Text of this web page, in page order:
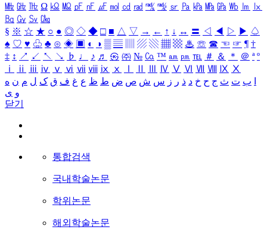
㎒ ㎓ ㎔ Ω ㏀ ㏁ ㎊ ㎋ ㎌ ㏖ ㏅ ㎭ ㎮ ㎯ ㏛ ㎩ ㎪ ㎫ ㎬ ㏝ ㏐
㏓
㏃ ㏉ ㏜ ㏆
§ ※ ☆ ★ ○ ● ◎ ◇ ◆ □ ■ △ ▽ → ← ↑ ↓ ↔ 〓 ◁ ◀ ▷ ▶ ♤
♠ ♡ ♥ ♧ ♣ ⊙ ◈ ▣ ◐ ◑ ▒ ▤ ▨ ▧ ▦ ▩ ♨ ☏ ☎ ☜ ☞ ¶ †
‡ ↕ ↗ ↙ ↖ ↘ ♭ ♩ ♪ ♬ ㉿ ㈜ № ㏇ ™ ㏂ ㏘ ℡ ＃ ＆ ＊ ＠ ª º
ⅰ
ⅱ ⅲ ⅳ ⅴ ⅵ ⅶ ⅷ ⅸ ⅹ Ⅳ Ⅴ Ⅵ Ⅶ Ⅷ Ⅸ Ⅹ
ب ت ث ج ح خ د ذ ر ز س ش ص ض ط ظ ع غ ف ق ک ل م ن ه
و ی
닫기
통합검색
국내학술논문
학위논문
해외학술논문